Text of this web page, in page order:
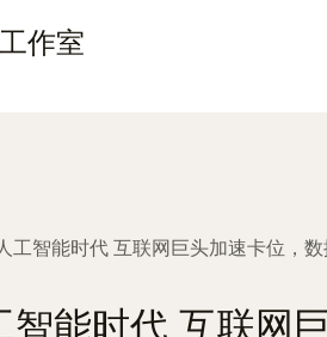
作室
工智能时代 互联网巨头加速卡位，
智能时代 互联网